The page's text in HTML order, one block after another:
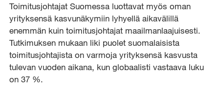
Toimitusjohtajat Suomessa luottavat myös oman
yrityksensä kasvunäkymiin lyhyellä aikavälillä
enemmän kuin toimitusjohtajat maailmanlaajuisesti.
Tutkimuksen mukaan liki puolet suomalaisista
toimitusjohtajista on varmoja yrityksensä kasvusta
tulevan vuoden aikana, kun globaalisti vastaava luku
on 37 %.